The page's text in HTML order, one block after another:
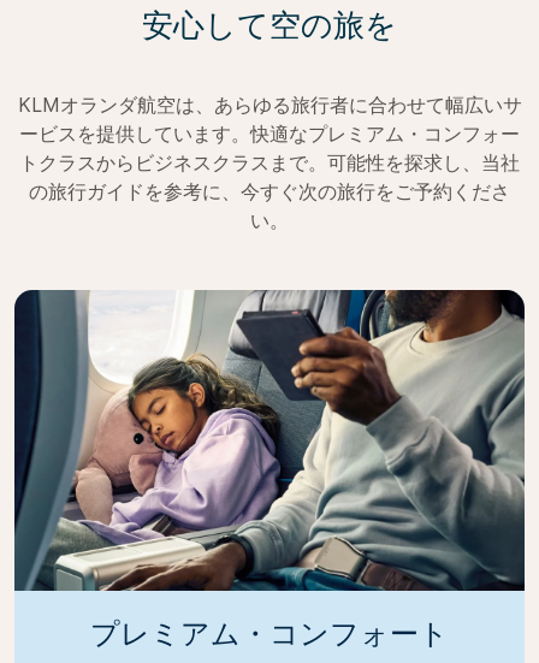
安心して空の旅を
KLMオランダ航空は、あらゆる旅行者に合わせて幅広いサ
ービスを提供しています。快適なプレミアム・コンフォー
トクラスからビジネスクラスまで。可能性を探求し、当社
の旅行ガイドを参考に、今すぐ次の旅行をご予約くださ
い。
プレミアム・コンフォート